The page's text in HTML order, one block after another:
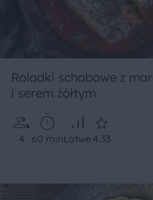
Roladki schabowe z
i serem żółtym
4 60 minŁatwe 4.33